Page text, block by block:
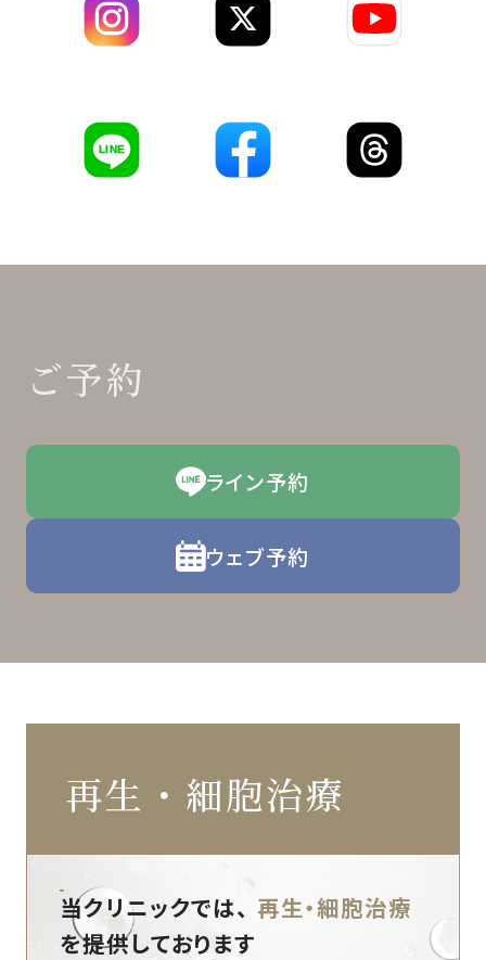
LINE
ご予約
ライン予約
ウェブ予約
再生・細胞治療
当クリニックでは、 再生・細胞治療
を提供しております